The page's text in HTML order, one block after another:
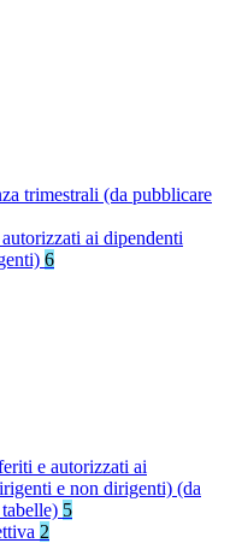
trimestrali (da pubblicare
ai dipendenti
6
e autorizzati ai
e non dirigenti) (da
5
2